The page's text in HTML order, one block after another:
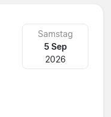
Samstag
5 Sep
2026